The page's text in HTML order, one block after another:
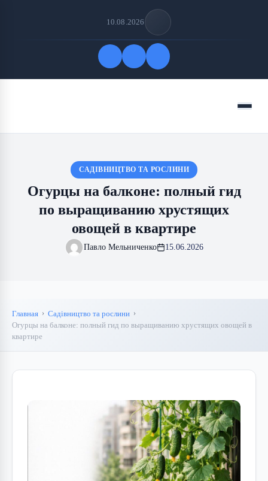
10.08.2026
Меню
САДІВНИЦТВО ТА РОСЛИНИ
Огурцы на балконе: полный гид
по выращиванию хрустящих
овощей в квартире
Павло Мельниченко 15.06.2026
Главная
Садівництво та рослини
Огурцы на балконе: полный гид по выращиванию хрустящих овощей в
квартире